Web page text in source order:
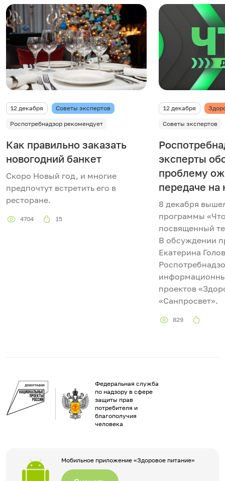
12 декабря Советы экспертов
Роспотребнадзор рекомендует
Как правильно заказать
новогодний банкет
Скоро Новый год, и многие
предпочтут встретить его в
ресторане.
4704 15
12 декабря
Советы экспертов
эксперты
проблему
передаче на
8 декабря
программы
посвященный
В обсуждении
Екатерина
проектов
«Санпросвет».
829
Федеральная служба
по надзору в сфере
защиты прав
потребителя и
благополучия
человека
Мобильное приложение «Здоровое питание»